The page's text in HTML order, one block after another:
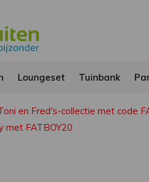
Loungeset Tuinbank
en Fred's-collectie met code
met FATBOY20